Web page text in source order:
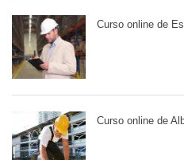
Curso online de
Curso online de